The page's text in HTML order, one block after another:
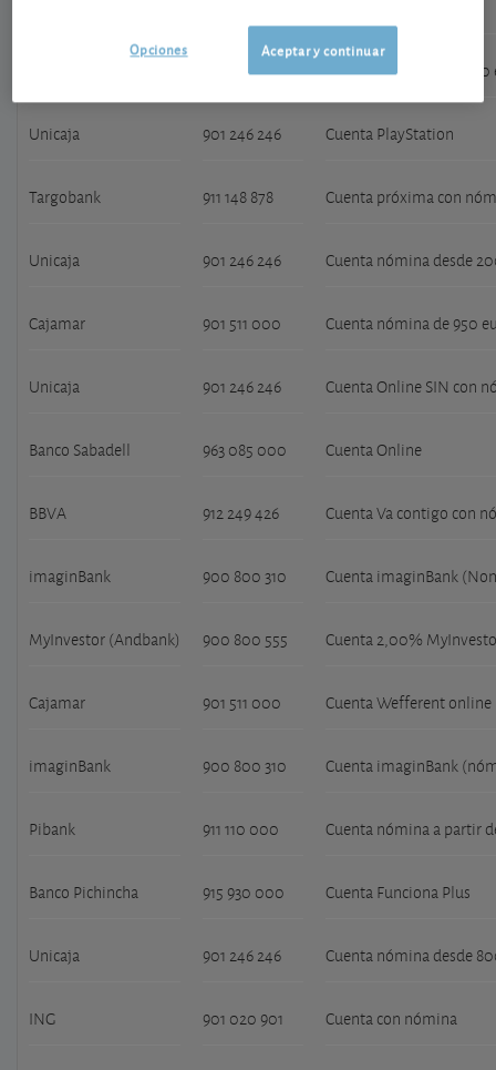
901 511 000 Cuenta nómina de 1.200
Unicaja 901 246 246 Cuenta PlayStation
Targobank 911 148 878 Cuenta próxima con
Unicaja 901 246 246 Cuenta nómina desde
Cajamar 901 511 000 Cuenta nómina de 950
Unicaja 901 246 246 Cuenta Online SIN con
Banco Sabadell 963 085 000 Cuenta Online
BBVA 912 249 426 Cuenta Va contigo con
imaginBank 900 800 310 Cuenta imaginBank
MyInvestor (Andbank) 900 800 555 Cuenta 2,00%
Cajamar 901 511 000 Cuenta Wefferent online
imaginBank 900 800 310 Cuenta imaginBank
Pibank 911 110 000 Cuenta nómina a partir
Banco Pichincha 915 930 000 Cuenta Funciona Plus
Unicaja 901 246 246 Cuenta nómina desde
ING 901 020 901 Cuenta con nómina
Aceptar y continuar
Opciones